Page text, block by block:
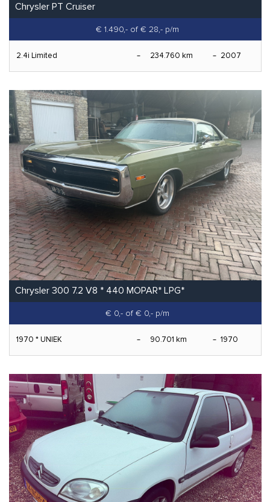
Chrysler PT Cruiser
€ 1.490,- of € 28,- p/m
2.4i Limited 234.760 km 2007
Chrysler 300 7.2 V8 * 440 MOPAR* LPG*
€ 0,- of € 0,- p/m
1970 * UNIEK 90.701 km 1970